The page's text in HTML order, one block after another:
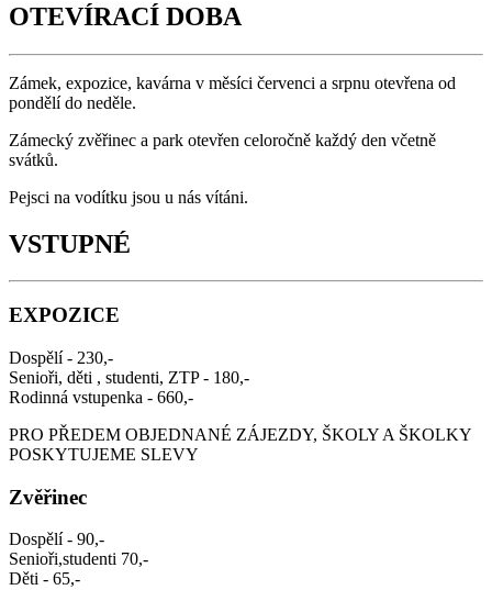
OTEVÍRACÍ DOBA
Zámek, expozice, kavárna v měsíci červenci a srpnu otevřena od
pondělí do neděle.
Zámecký zvěřinec a park otevřen celoročně každý den včetně
svátků.
Pejsci na vodítku jsou u nás vítáni.
VSTUPNÉ
EXPOZICE
Dospělí - 230,-
Senioři, děti , studenti, ZTP - 180,-
Rodinná vstupenka - 660,-
PRO PŘEDEM OBJEDNANÉ ZÁJEZDY, ŠKOLY A ŠKOLKY
POSKYTUJEME SLEVY
Zvěřinec
Dospělí - 90,-
Senioři,studenti 70,-
Děti - 65,-